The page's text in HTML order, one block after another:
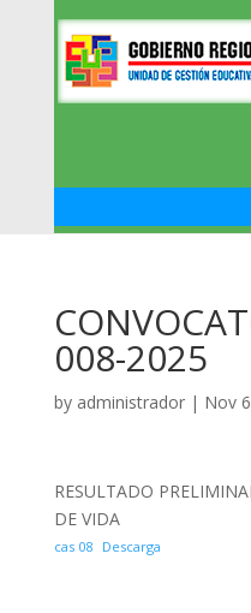
008-2025
by administrador| Nov
RESULTADO
DE VIDA
cas 08 Descarga